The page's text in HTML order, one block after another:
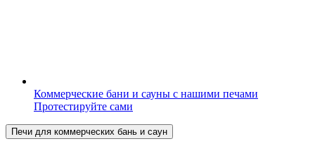
Коммерческие бани и сауны с нашими печами
Протестируйте сами
Печи для коммерческих бань и саун